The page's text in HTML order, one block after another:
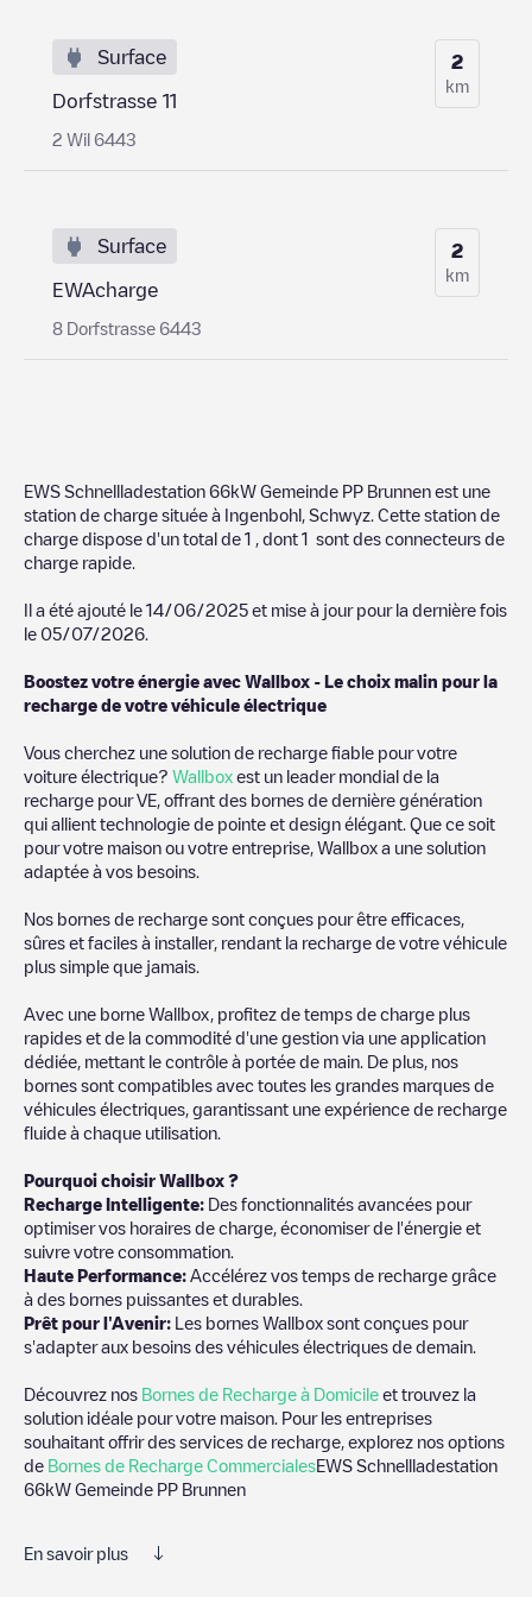
Surface
Dorfstrasse 11
2 Wil 6443
2
km
Surface
EWAcharge
8 Dorfstrasse 6443
2
km
EWS Schnellladestation 66kW Gemeinde PP Brunnen est une
station de charge située à Ingenbohl Schwyz . Cette station de
charge dispose d'un total de 1 , dont 1 sont des connecteurs de
charge rapide.
Il a été ajouté le 14/06/2025 et mise à jour pour la dernière fois
le 05/07/2026
Boostez votre énergie avec Wallbox - Le choix malin pour la
recharge de votre véhicule électrique
Vous cherchez une solution de recharge fiable pour votre
voiture électrique? Wallbox est un leader mondial de la
recharge pour VE, offrant des bornes de dernière génération
qui allient technologie de pointe et design élégant. Que ce soit
pour votre maison ou votre entreprise, Wallbox a une solution
adaptée à vos besoins.
Nos bornes de recharge sont conçues pour être efficaces,
sûres et faciles à installer, rendant la recharge de votre véhicule
plus simple que jamais.
Avec une borne Wallbox, profitez de temps de charge plus
rapides et de la commodité d'une gestion via une application
dédiée, mettant le contrôle à portée de main. De plus, nos
bornes sont compatibles avec toutes les grandes marques de
véhicules électriques, garantissant une expérience de recharge
fluide à chaque utilisation.
Pourquoi choisir Wallbox ?
Recharge Intelligente: Des fonctionnalités avancées pour
optimiser vos horaires de charge, économiser de l'énergie et
suivre votre consommation.
Haute Performance: Accélérez vos temps de recharge grâce
à des bornes puissantes et durables.
Prêt pour l'Avenir: Les bornes Wallbox sont conçues pour
s'adapter aux besoins des véhicules électriques de demain.
Découvrez nos Bornes de Recharge à Domicile et trouvez la
solution idéale pour votre maison. Pour les entreprises
souhaitant offrir des services de recharge, explorez nos options
de Bornes de Recharge CommercialesEWS Schnellladestation
66kW Gemeinde PP Brunnen
En savoir plus